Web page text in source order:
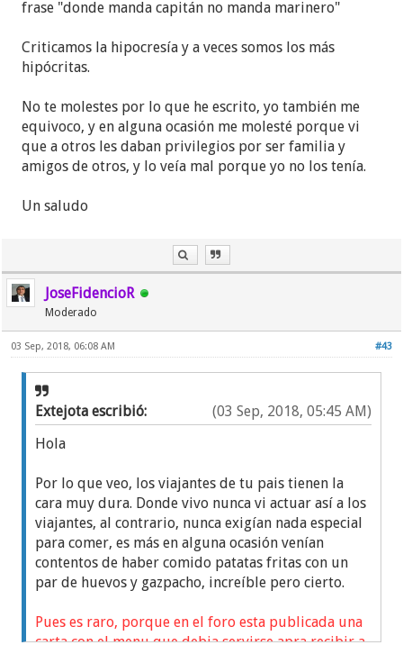
profeciones con resultados laborales positivos, y en
como si acá se diera la solución a mis dudas y en
esta etapa de mi vida me siento pleno, ya habrá
frase "donde manda capitán no manda marinero"
Criticamos la hipocresía y a veces somos los más
hipócritas.
No te molestes por lo que he escrito, yo también me
equivoco, y en alguna ocasión me molesté porque vi
que a otros les daban privilegios por ser familia y
amigos de otros, y lo veía mal porque yo no los tenía.
Un saludo
JoseFidencioR
Moderado
#43
03 Sep, 2018, 06:08 AM
(03 Sep, 2018, 05:45 AM)
Extejota escribió:
Hola
Por lo que veo, los viajantes de tu pais tienen la
cara muy dura. Donde vivo nunca vi actuar así a los
viajantes, al contrario, nunca exigían nada especial
para comer, es más en alguna ocasión venían
contentos de haber comido patatas fritas con un
par de huevos y gazpacho, increíble pero cierto.
Pues es raro, porque en el foro esta publicada una
carta con el menu que debia servirse apra recibir a